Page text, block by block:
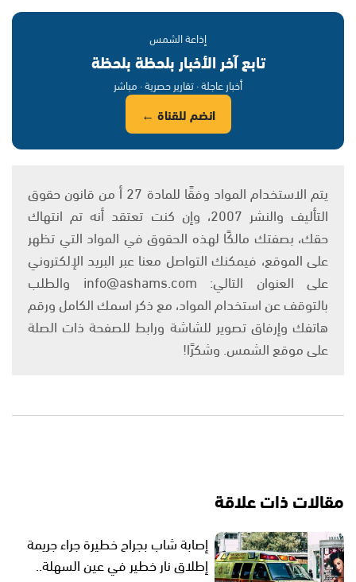
إذاعة الشمس
تابع آخر الأخبار بلحظة بلحظة
أخبار عاجلة · تقارير حصرية · مباشر
انضم للقناة ←
يتم الاستخدام المواد وفقًا للمادة 27 أ من قانون حقوق
التأليف والنشر 2007، وإن كنت تعتقد أنه تم انتهاك
حقك، بصفتك مالكًا لهذه الحقوق في المواد التي تظهر
على الموقع، فيمكنك التواصل معنا عبر البريد الإلكتروني
على العنوان التالي: info@ashams.com والطلب
بالتوقف عن استخدام المواد، مع ذكر اسمك الكامل ورقم
هاتفك وإرفاق تصوير للشاشة ورابط للصفحة ذات الصلة
على موقع الشمس. وشكرًا!
مقالات ذات علاقة
إصابة شاب بجراح خطيرة جراء جريمة
إطلاق نار خطير في عين السهلة..